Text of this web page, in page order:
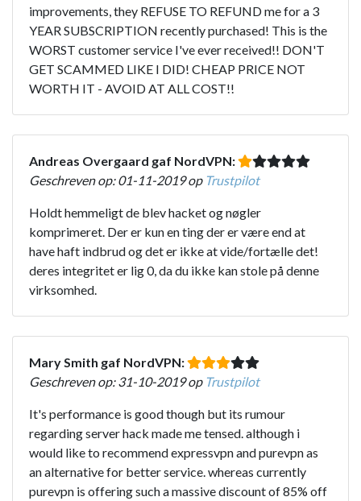
improvements, they REFUSE TO REFUND me for a 3
YEAR SUBSCRIPTION recently purchased! This is the
WORST customer service I've ever received!! DON'T
GET SCAMMED LIKE I DID! CHEAP PRICE NOT
WORTH IT - AVOID AT ALL COST!!
Andreas Overgaard gaf NordVPN:
Geschreven op: 01-11-2019 op Trustpilot
Holdt hemmeligt de blev hacket og nøgler
komprimeret. Der er kun en ting der er være end at
have haft indbrud og det er ikke at vide/fortælle det!
deres integritet er lig 0, da du ikke kan stole på denne
virksomhed.
Mary Smith gaf NordVPN:
Geschreven op: 31-10-2019 op Trustpilot
It's performance is good though but its rumour
regarding server hack made me tensed. although i
would like to recommend expressvpn and purevpn as
an alternative for better service. whereas currently
purevpn is offering such a massive discount of 85% off